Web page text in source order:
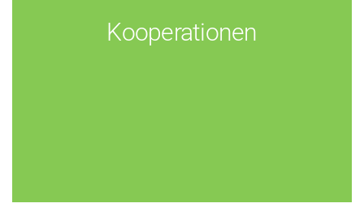
Kooperationen